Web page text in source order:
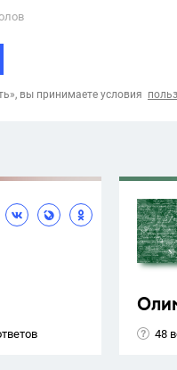
вы принимаете условия
48